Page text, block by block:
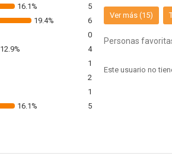
16.1%
19.4%
12.9%
16.1%
5
6
0
4
1
2
1
5
Ver más (15)
Personas